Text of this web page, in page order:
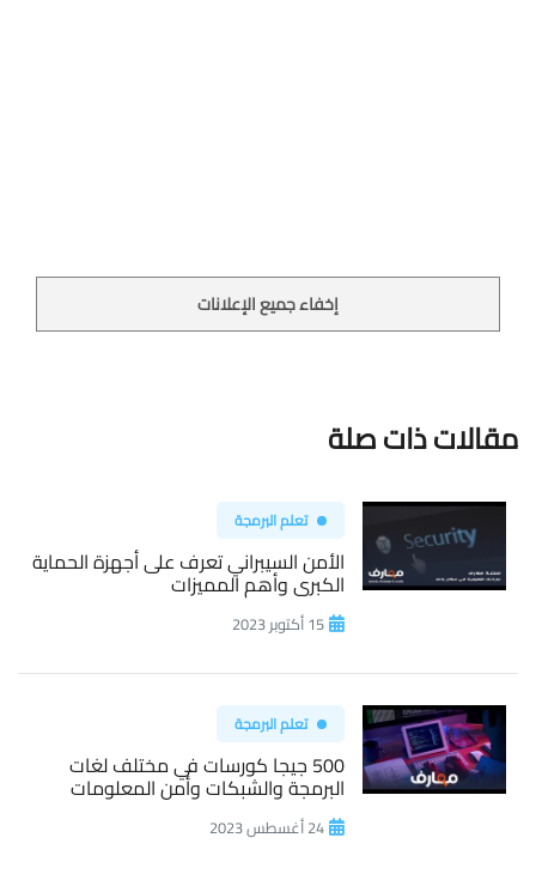
إخفاء جميع الإعلانات
مقالات ذات صلة
تعلم البرمجة
الأمن السيبراني تعرف على أجهزة الحماية
الكبرى وأهم المميزات
15 أكتوبر 2023
تعلم البرمجة
500 جيجا كورسات في مختلف لغات
البرمجة والشبكات وأمن المعلومات
24 أغسطس 2023